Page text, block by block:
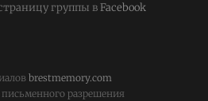
группы вFacebook
brestmemory.com
разрешения